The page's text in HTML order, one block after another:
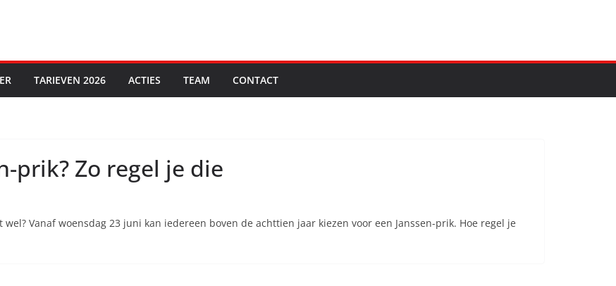
TARIEVEN 2026 ACTIES TEAM CONTACT
prik? Zo regel je die
Vanaf woensdag 23 juni kan iedereen boven de achttien jaar kiezen voor een Janssen-prik. Hoe regel je